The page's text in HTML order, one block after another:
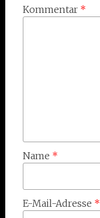
Kommentar *
Name *
E-Mail-Adresse *